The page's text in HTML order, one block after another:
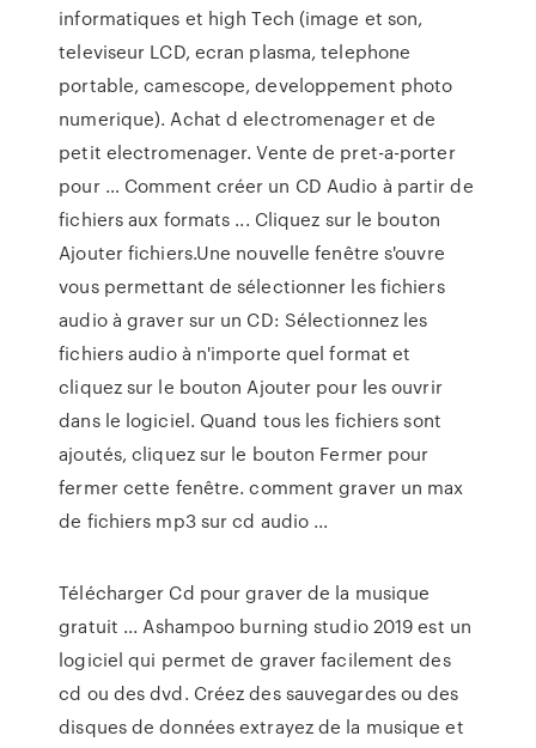
informatiques et high Tech (image et son,
televiseur LCD, ecran plasma, telephone
portable, camescope, developpement photo
numerique). Achat d electromenager et de
petit electromenager. Vente de pret-a-porter
pour … Comment créer un CD Audio à partir de
fichiers aux formats ... Cliquez sur le bouton
Ajouter fichiers.Une nouvelle fenêtre s'ouvre
vous permettant de sélectionner les fichiers
audio à graver sur un CD: Sélectionnez les
fichiers audio à n'importe quel format et
cliquez sur le bouton Ajouter pour les ouvrir
dans le logiciel. Quand tous les fichiers sont
ajoutés, cliquez sur le bouton Fermer pour
fermer cette fenêtre. comment graver un max
de fichiers mp3 sur cd audio ...
Télécharger Cd pour graver de la musique
gratuit ... Ashampoo burning studio 2019 est un
logiciel qui permet de graver facilement des
cd ou des dvd. Créez des sauvegardes ou des
disques de données extrayez de la musique et